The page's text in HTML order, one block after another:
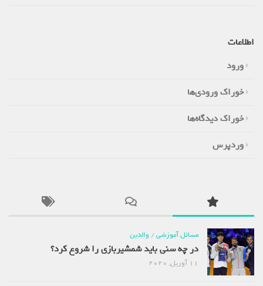
اطلاعات
ورود
خوراک ورودی‌ها
خوراک دیدگاه‌ها
وردپرس
مسائل آموزشی/والدین
در چه سنی باید شمشیربازی را شروع کرد؟